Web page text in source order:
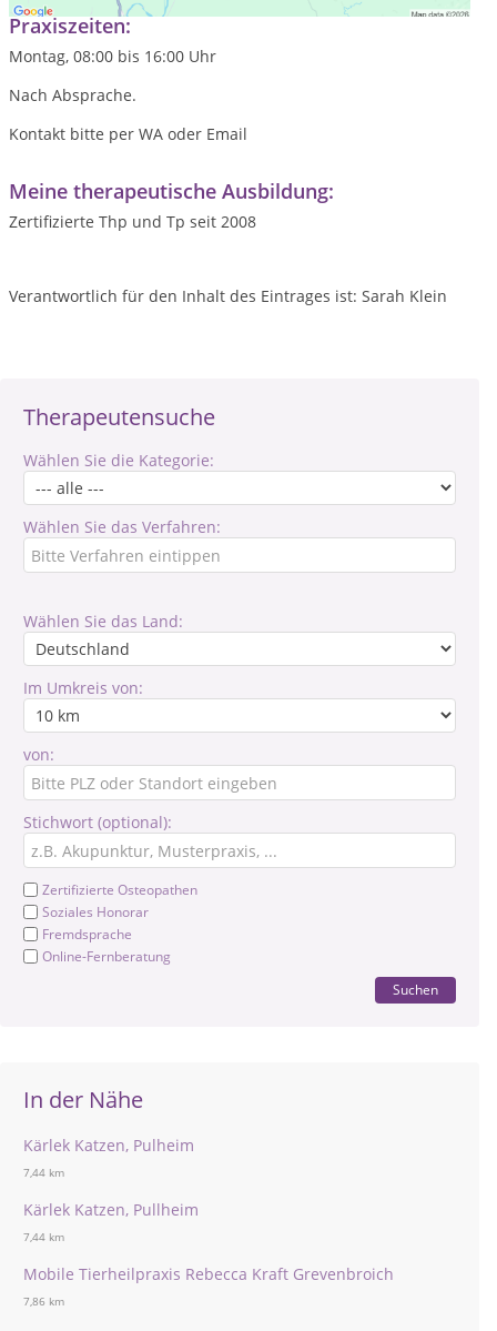
Therapeutensuche
Wählen Sie die Kategorie:
Wählen Sie das Verfahren:
Wählen Sie das Land:
Im Umkreis von:
von:
Stichwort (optional):
Zertifizierte Osteopathen
Soziales Honorar
Fremdsprache
Online-Fernberatung
Suchen
In der Nähe
Kärlek Katzen, Pulheim
7,44 km
Kärlek Katzen, Pullheim
7,44 km
Mobile Tierheilpraxis Rebecca Kraft Grevenbroich
7,86 km
Praxiszeiten:
Montag, 08:00 bis 16:00 Uhr
Nach Absprache.
Kontakt bitte per WA oder Email
Meine therapeutische Ausbildung:
Zertifizierte Thp und Tp seit 2008
Verantwortlich für den Inhalt des Eintrages ist: Sarah Klein